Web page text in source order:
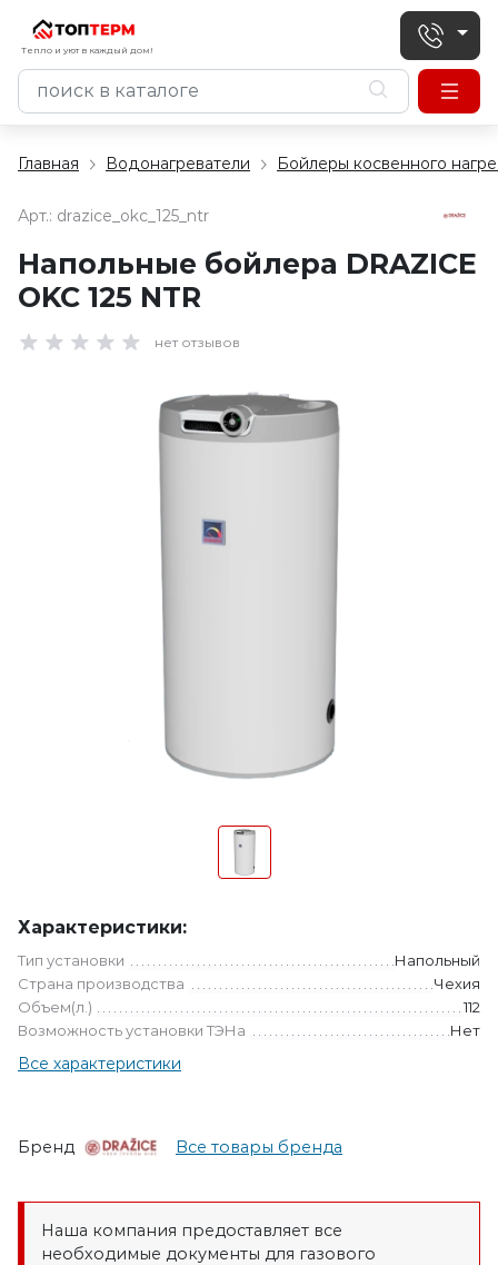
Тепло и уют в каждый дом!
Главная Водонагреватели Бойлеры косвенного
Арт.: drazice_okc_125_ntr
Напольные бойлера DRAZICE
OKC 125 NTR
нет отзывов
Характеристики:
Тип установки
Напольный
Страна производства
Чехия
Объем(л.)
112
Возможность установки ТЭНа
Нет
Все характеристики
Бренд Все товары бренда
Наша компания предоставляет все
необходимые документы для газового